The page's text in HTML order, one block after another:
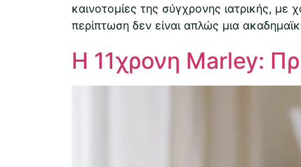
καινοτομίες της σύγχρονης ιατρικής, με
περίπτωση δεν είναι απλώς μια
Η 11χρονη Marley: